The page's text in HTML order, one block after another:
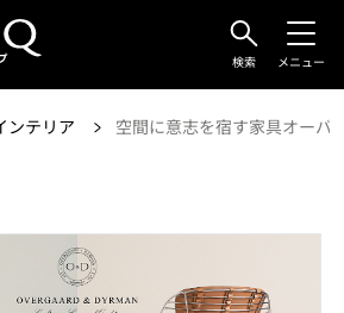
検索 メニュー
ンテリア 空間に意志を宿す家具オーバ